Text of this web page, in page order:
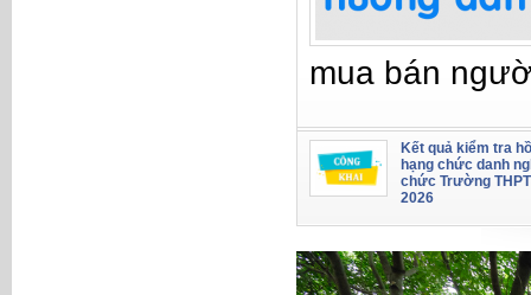
mua bán
Kết quả kiểm tra
hạng chức danh
chức Trường
2026